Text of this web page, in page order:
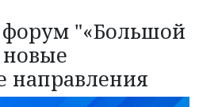
форум "«Большой
направления